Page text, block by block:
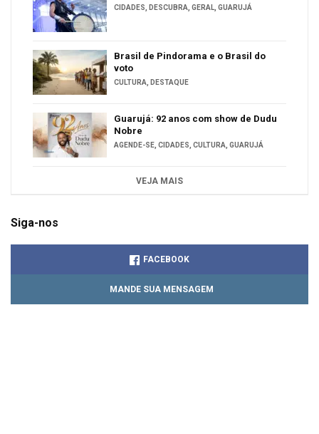
CIDADES, DESCUBRA, GERAL, GUARUJÁ
Brasil de Pindorama e o Brasil do
voto
CULTURA, DESTAQUE
Guarujá: 92 anos com show de Dudu
Nobre
AGENDE-SE, CIDADES, CULTURA, GUARUJÁ
VEJA MAIS
Siga-nos
FACEBOOK
MANDE SUA MENSAGEM